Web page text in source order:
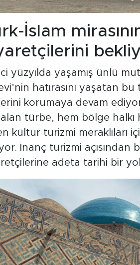
İslam
yüzyılda yaşamış ünlü
hatırasını yaşatan
korumaya devam
türbe, hem bölge halkı
kültür turizmi meraklıları
İnanç turizmi
adeta tarihi bir